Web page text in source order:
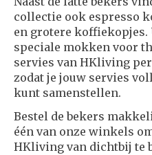
collectie ook espresso
en grotere koffiekopjes.
speciale mokken voor
servies van HKliving
zodat je jouw servies
kunt samenstellen.
Bestel de bekers
één van onze winkels
HKliving van dichtbij te